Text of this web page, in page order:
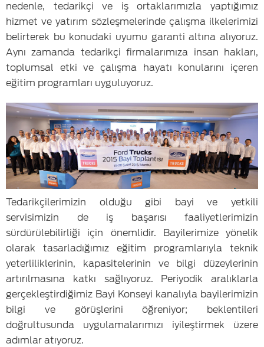
nedenle, tedarikçi ve iş ortaklarımızla yaptığımız
hizmet ve yatırım sözleşmelerinde çalışma ilkelerimizi
belirterek bu konudaki uyumu garanti altına alıyoruz.
Aynı zamanda tedarikçi firmalarımıza insan hakları,
toplumsal etki ve çalışma hayatı konularını içeren
eğitim programları uyguluyoruz.
Tedarikçilerimizin olduğu gibi bayi ve yetkili
servisimizin de iş başarısı faaliyetlerimizin
sürdürülebilirliği için önemlidir. Bayilerimize yönelik
olarak tasarladığımız eğitim programlarıyla teknik
yeterliliklerinin, kapasitelerinin ve bilgi düzeylerinin
artırılmasına katkı sağlıyoruz. Periyodik aralıklarla
gerçekleştirdiğimiz Bayi Konseyi kanalıyla bayilerimizin
bilgi ve görüşlerini öğreniyor; beklentileri
doğrultusunda uygulamalarımızı iyileştirmek üzere
adımlar atıyoruz.